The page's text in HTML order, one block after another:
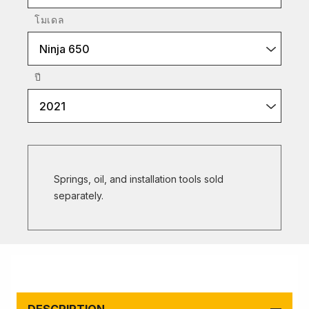
โมเดล
Ninja 650
ปี
2021
Springs, oil, and installation tools sold
separately.